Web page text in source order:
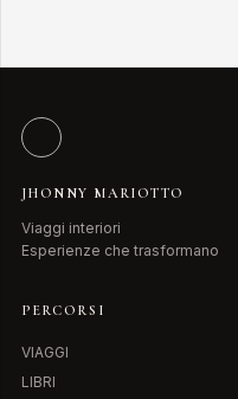
JHONNY MARIOTTO
Viaggi interiori
Esperienze che trasformano
PERCORSI
VIAGGI
LIBRI